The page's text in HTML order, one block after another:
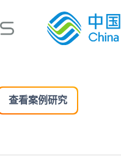
查看案例研究